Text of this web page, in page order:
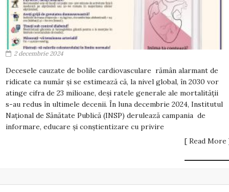
2 decembrie 2024
Decesele cauzate de bolile cardiovasculare rămân alarmant de
ridicate ca număr și se estimează că, la nivel global, în 2030 vor
atinge cifra de 23 milioane, deși ratele generale ale mortalității
s-au redus în ultimele decenii. În luna decembrie 2024, Institutul
Național de Sănătate Publică (INSP) derulează campania de
informare, educare și conștientizare cu privire
[ Read More